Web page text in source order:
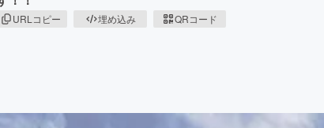
URLコピー 埋め込み QRコード